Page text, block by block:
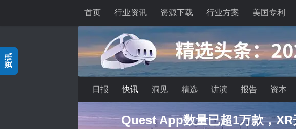
首页 行业资讯 资源下载 行业方案 美国专利
日报 快讯 洞见 精选 讲演 报告 资本
Quest App数量已超1万款，XR
资讯